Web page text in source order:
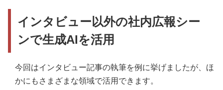
インタビュー以外の社内広報シー
ンで生成AIを活用
今回はインタビュー記事の執筆を例に挙げましたが、ほ
かにもさまざまな領域で活用できます。